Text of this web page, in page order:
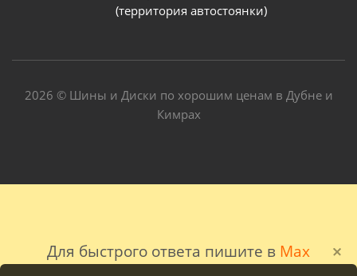
Для быстрого ответа пишите в Max
(территория автостоянки)
2026 © Шины и Диски по хорошим ценам в Дубне и
Кимрах